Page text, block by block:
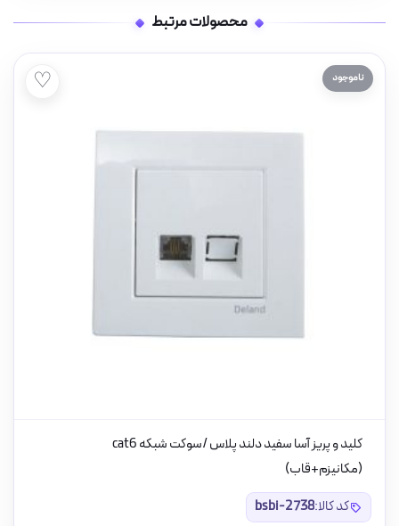
محصولات مرتبط
ناموجود ♡
کلید و پریز آسا سفید دلند پلاس /سوکت شبکه cat6
(مکانیزم+قاب)
کد کالا:bsbi-2738